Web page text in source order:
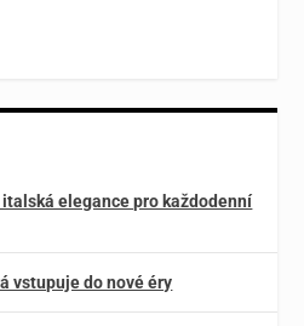
elegance pro každodenní
vstupuje do nové éry